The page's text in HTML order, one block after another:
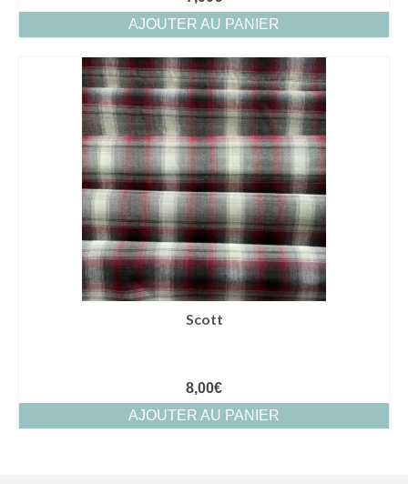
AJOUTER AU PANIER
Scott
8,00€
AJOUTER AU PANIER